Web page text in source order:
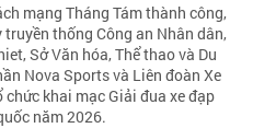
mạng Tháng Tám thành công,
thống Công an Nhân dân,
Sở Văn hóa, Thể thao và Du
Nova Sports và Liên đoàn Xe
khai mạc Giải đua xe đạp
năm 2026.